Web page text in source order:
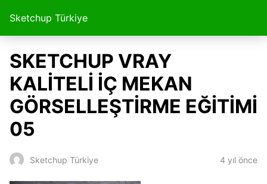
Sketchup Türkiye
SKETCHUP VRAY
KALİTELİ İÇ MEKAN
GÖRSELLEŞTİRME EĞİTİMİ
05
Sketchup Türkiye 4 yıl önce